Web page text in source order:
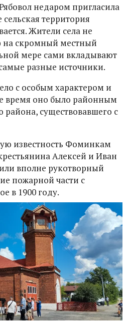
недаром пригласила
территория
Жители села не
на скромный местный
мере сами вкладывают
разные источники.
с особым характером и
время оно было районным
существовавшего с
известность Фоминкам
Алексей и Иван
вполне рукотворный
пожарной части с
в 1900 году.